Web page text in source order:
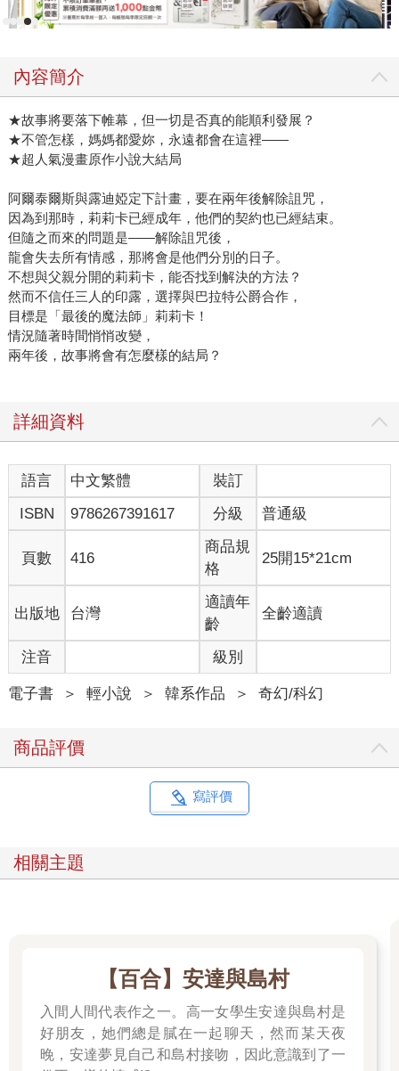
內容簡介
★故事將要落下帷幕，但一切是否真的能順利發展？
★不管怎樣，媽媽都愛妳，永遠都會在這裡——
★超人氣漫畫原作小說大結局
阿爾泰爾斯與露迪婭定下計畫，要在兩年後解除詛咒，
因為到那時，莉莉卡已經成年，他們的契約也已經結束。
但隨之而來的問題是——解除詛咒後，
龍會失去所有情感，那將會是他們分別的日子。
不想與父親分開的莉莉卡，能否找到解決的方法？
然而不信任三人的印露，選擇與巴拉特公爵合作，
目標是「最後的魔法師」莉莉卡！
情況隨著時間悄悄改變，
兩年後，故事將會有怎麼樣的結局？
詳細資料
語言 中文繁體
裝訂
ISBN
9786267391617 分級 普通級
頁數 416
商品規
格
25開15*21cm
出版地 台灣
適讀年
齡
全齡適讀
注音 級別
電子書 ＞ 輕小說 ＞ 韓系作品 ＞ 奇幻/科幻
商品評價
寫評價
相關主題
【百合】安達與島村
入間人間代表作之一。高一女學生安達與島村是
好朋友，她們總是膩在一起聊天，然而某天夜
晚，安達夢見自己和島村接吻，因此意識到了一